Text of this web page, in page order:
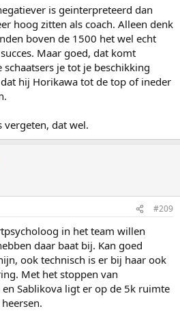
zijn gat met amper worldcupplekken,
omgedraaid, dus zowel in de
veel bereikt zou ik zeggen.
iedereen, maar daar hebben alle
is geinterpreteerd dan
hoog zitten als coach. Alleen denk
boven de 1500 het wel echt
Maar goed, dat komt
je tot je beschikking
hij Horikawa tot de top of ineder
dat wel.
#209
in het team willen
daar baat bij. Kan goed
ook technisch is er bij haar ook
Met het stoppen van
Sablikova ligt er op de 5k ruimte